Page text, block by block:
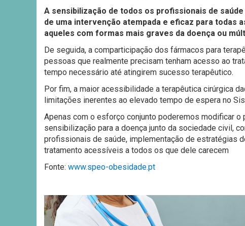
A sensibilização de todos os profissionais de
de uma intervenção atempada e eficaz para todas
aqueles com formas mais graves da doença ou
De seguida, a comparticipação dos fármacos para
pessoas que realmente precisam tenham acesso ao
tempo necessário até atingirem sucesso terapêutico.
Por fim, a maior acessibilidade a terapêutica cirúrgica
limitações inerentes ao elevado tempo de espera no
Apenas com o esforço conjunto poderemos modificar o
sensibilização para a doença junto da sociedade civil,
profissionais de saúde, implementação de estratégias
tratamento acessíveis a todos os que dele carecem
Fonte: www.speo-obesidade.pt